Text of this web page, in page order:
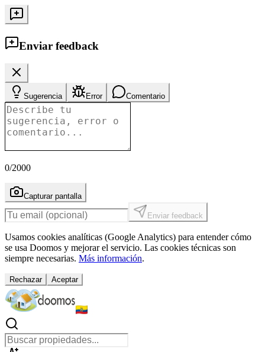
Enviar feedback
Sugerencia Error Comentario
0/2000
Capturar pantalla
Enviar feedback
Usamos cookies analíticas (Google Analytics) para entender cómo
se usa Doomos y mejorar el servicio. Las cookies técnicas son
siempre necesarias. Más información.
Rechazar Aceptar